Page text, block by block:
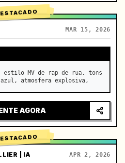
MAR 15, 2026
MV de rap de rua, tons
atmosfera explosiva,
AGORA
| IA APR 2, 2026